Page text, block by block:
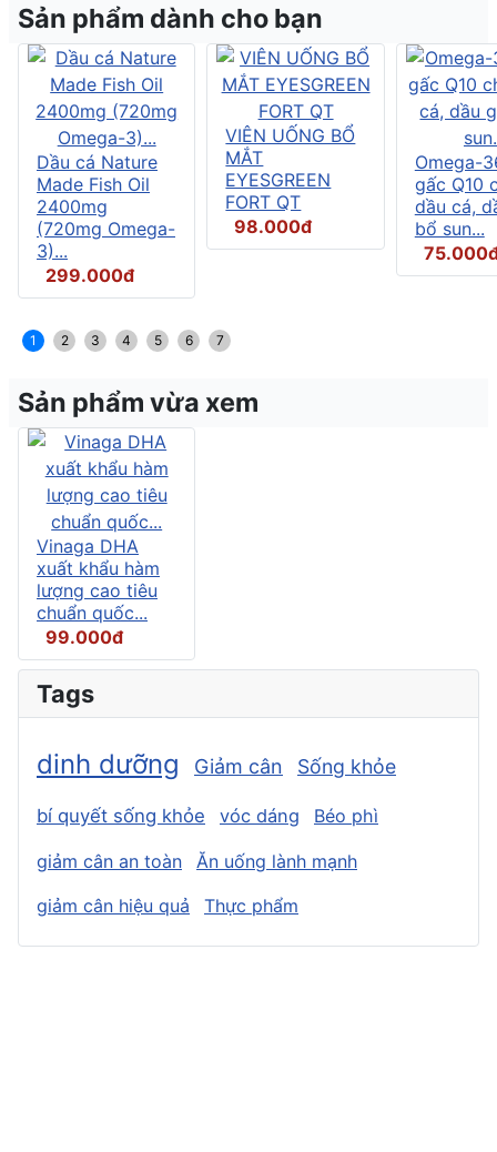
Sản phẩm dành cho bạn
Dầu cá Nature
Made Fish Oil
2400mg
(720mg Omega-
3)...
299.000đ
VIÊN UỐNG BỔ
MẮT
EYESGREEN
FORT QT
98.000đ
Omega-
gấc Q10
dầu cá,
bổ sun...
1 2 3 4 5 6 7
Sản phẩm vừa xem
Vinaga DHA
xuất khẩu hàm
lượng cao tiêu
chuẩn quốc...
99.000đ
Tags
dinh dưỡng Giảm cân Sống khỏe
bí quyết sống khỏe vóc dáng Béo phì
giảm cân an toàn
Ăn uống lành mạnh
giảm cân hiệu quả
Thực phẩm